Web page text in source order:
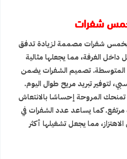
شفرات
شفرات مصممة لزيادة تدفق
الغرفة، مما يجعلها مثالية
المتوسطة. تصميم الشفرات يضمن
لتوفير تبريد مريح طوال اليوم.
تمنحك المروحة إحساسًا بالانتعاش
كما يساعد عدد الشفرات في
مما يجعل تشغيلها أكثر